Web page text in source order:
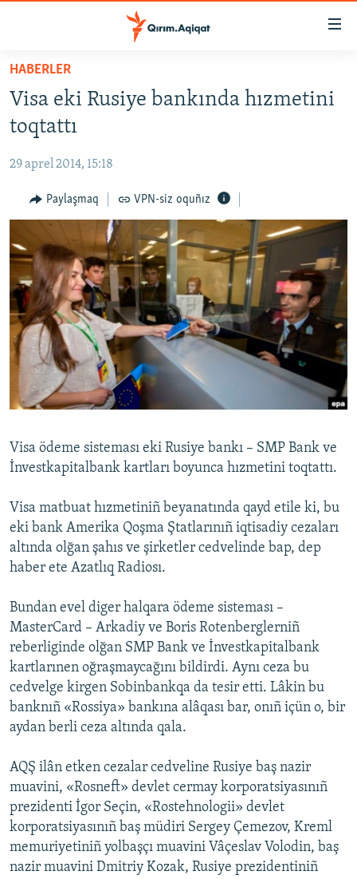
Esas
qaytmaq
Baş
navigatsiyağa
qaytmaq
qaytmaq
HABERLER
İQTİSADİYAT
CEMİYET
MEDENİYET
İNSAN AQLARI
VİDEO
SÜRET
BLOGLAR
FİKİR
Русский
Українською
QOŞULIÑIZ!
RFE/RS bütün saytları
HABERLER
Visa eki Rusiye bankında hızmetini
toqtattı
29 aprel 2014, 15:18
Paylaşmaq VPN-siz oquñız
Visa ödeme sisteması eki Rusiye bankı – SMP Bank ve
İnvestkapitalbank kartları boyunca hızmetini toqtattı.
Visa matbuat hızmetiniñ beyanatında qayd etile ki, bu
eki bank Amerika Qoşma Ştatlarınıñ iqtisadiy cezaları
altında olğan şahıs ve şirketler cedvelinde bap, dep
haber ete Azatlıq Radiosı.
Bundan evel diger halqara ödeme sisteması –
MasterCard – Arkadiy ve Boris Rotenberglerniñ
reberliginde olğan SMP Bank ve İnvestkapitalbank
kartlarınen oğraşmaycağını bildirdi. Aynı ceza bu
cedvelge kirgen Sobinbankqa da tesir etti. Lâkin bu
banknıñ «Rossiya» bankına alâqası bar, onıñ içün o, bir
aydan berli ceza altında qala.
AQŞ ilân etken cezalar cedveline Rusiye baş nazir
muavini, «Rosneft» devlet cermay korporatsiyasınıñ
prezidenti İgor Seçin, «Rostehnologii» devlet
korporatsiyasınıñ baş müdiri Sergey Çemezov, Kreml
memuriyetiniñ yolbaşçı muavini Vâçeslav Volodin, baş
nazir muavini Dmitriy Kozak, Rusiye prezidentiniñ